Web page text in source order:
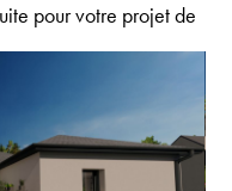
pour votre projet de